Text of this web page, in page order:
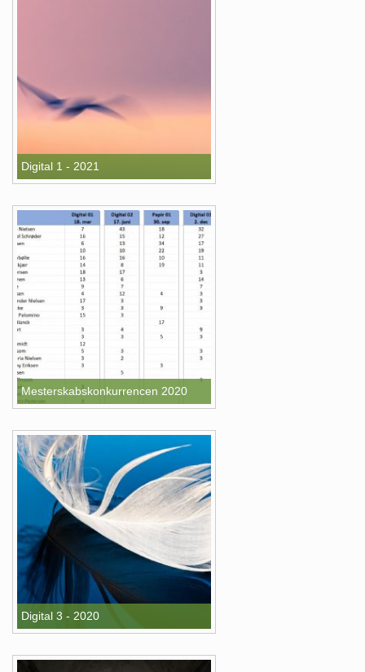
Digital 1 - 2021
Mesterskabskonkurrencen 2020
Digital 3 - 2020